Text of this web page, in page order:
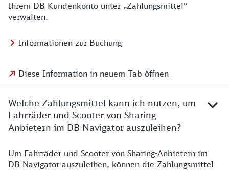
Ihrem DB Kundenkonto unter „Zahlungsmittel“
verwalten.
Informationen zur Buchung
Diese Information in neuem Tab öffnen
Welche Zahlungsmittel kann ich nutzen, um
Fahrräder und Scooter von Sharing-
Anbietern im DB Navigator auszuleihen?
Um Fahrräder und Scooter von Sharing-Anbietern im
DB Navigator auszuleihen, können die Zahlungsmittel